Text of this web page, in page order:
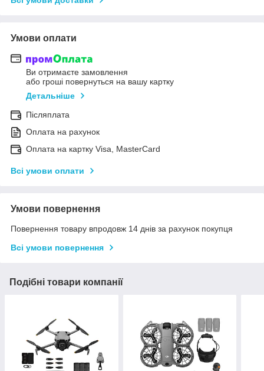
Умови оплати
Ви отримаєте замовлення
або гроші повернуться на вашу картку
Детальніше
Післяплата
Оплата на рахунок
Оплата на картку Visa, MasterCard
Всі умови оплати
Умови повернення
Повернення товару впродовж 14 днів за рахунок покупця
Всі умови повернення
Подібні товари компанії